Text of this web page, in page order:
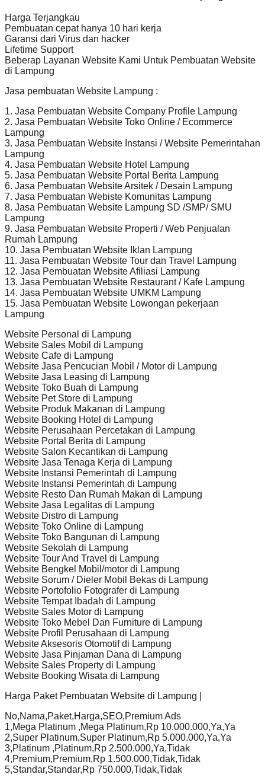
Harga Terjangkau
Pembuatan cepat hanya 10 hari kerja
Garansi dari Virus dan hacker
Lifetime Support
Beberap Layanan Website Kami Untuk Pembuatan Website
di Lampung
Jasa pembuatan Website Lampung :
1. Jasa Pembuatan Website Company Profile Lampung
2. Jasa Pembuatan Website Toko Online / Ecommerce
Lampung
3. Jasa Pembuatan Website Instansi / Website Pemerintahan
Lampung
4. Jasa Pembuatan Website Hotel Lampung
5. Jasa Pembuatan Website Portal Berita Lampung
6. Jasa Pembuatan Website Arsitek / Desain Lampung
7. Jasa Pembuatan Webiste Komunitas Lampung
8. Jasa Pembuatan Website Lampung SD /SMP/ SMU
Lampung
9. Jasa Pembuatan Website Properti / Web Penjualan
Rumah Lampung
10. Jasa Pembuatan Website Iklan Lampung
11. Jasa Pembuatan Website Tour dan Travel Lampung
12. Jasa Pembuatan Website Afiliasi Lampung
13. Jasa Pembuatan Website Restaurant / Kafe Lampung
14. Jasa Pembuatan Website UMKM Lampung
15. Jasa Pembuatan Website Lowongan pekerjaan
Lampung
Website Personal di Lampung
Website Sales Mobil di Lampung
Website Cafe di Lampung
Website Jasa Pencucian Mobil / Motor di Lampung
Website Jasa Leasing di Lampung
Website Toko Buah di Lampung
Website Pet Store di Lampung
Website Produk Makanan di Lampung
Website Booking Hotel di Lampung
Website Perusahaan Percetakan di Lampung
Website Portal Berita di Lampung
Website Salon Kecantikan di Lampung
Website Jasa Tenaga Kerja di Lampung
Website Instansi Pemerintah di Lampung
Website Instansi Pemerintah di Lampung
Website Resto Dan Rumah Makan di Lampung
Website Jasa Legalitas di Lampung
Website Distro di Lampung
Website Toko Online di Lampung
Website Toko Bangunan di Lampung
Website Sekolah di Lampung
Website Tour And Travel di Lampung
Website Bengkel Mobil/motor di Lampung
Website Sorum / Dieler Mobil Bekas di Lampung
Website Portofolio Fotografer di Lampung
Website Tempat Ibadah di Lampung
Website Sales Motor di Lampung
Website Toko Mebel Dan Furniture di Lampung
Website Profil Perusahaan di Lampung
Website Aksesoris Otomotif di Lampung
Website Jasa Pinjaman Dana di Lampung
Website Sales Property di Lampung
Website Booking Wisata di Lampung
Harga Paket Pembuatan Website di Lampung |
No,Nama,Paket,Harga,SEO,Premium Ads
1,Mega Platinum ,Mega Platinum,Rp 10.000.000,Ya,Ya
2,Super Platinum,Super Platinum,Rp 5.000.000,Ya,Ya
3,Platinum ,Platinum,Rp 2.500.000,Ya,Tidak
4,Premium,Premium,Rp 1.500.000,Tidak,Tidak
5,Standar,Standar,Rp 750.000,Tidak,Tidak